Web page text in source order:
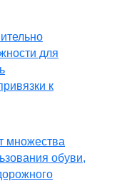
для
к
множества
обуви,